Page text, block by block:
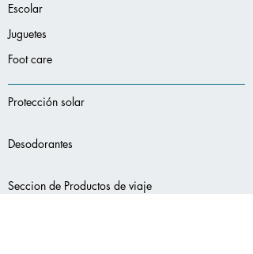
Escolar
Juguetes
Foot care
Protección solar
Desodorantes
Seccion de Productos de viaje